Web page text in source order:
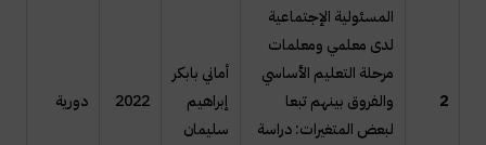
2
المسئولية الإجتماعية
لدى معلمي ومعلمات
مرحلة التعليم الأساسي
والفروق بينهم تبعا
لبعض المتغيرات: دراسة
أماني بابكر
إبراهيم
سليمان
2022 دورية